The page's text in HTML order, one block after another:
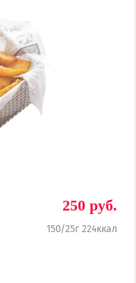
250 руб.
150/25г 224ккал